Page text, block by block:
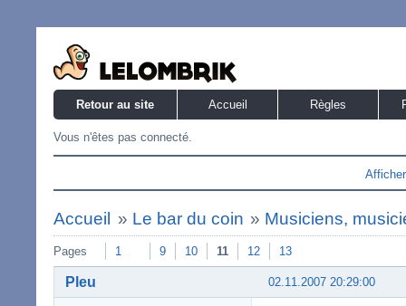
Retour au site Accueil Règles
Vous n'êtes pas connecté.
Accueil » Le bar du coin » Musiciens,
Pages 1 9 10 11 12 13
02.11.2007 20:29:00
Pleu